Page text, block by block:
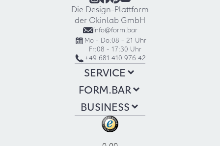
Die Design-Plattform
der Okinlab GmbH
info@form.bar
Mo - Do:08 - 21 Uhr
Fr:08 - 17:30 Uhr
+49 681 410 976 42
SERVICE
FORM.BAR
BUSINESS